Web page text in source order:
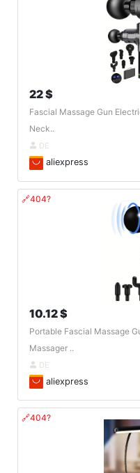
22 $
Fascial Massage Gun
Neck..
DE
aliexpress
🔗404?
10.12 $
Portable Fascial Massage
Massager ..
DE
aliexpress
🔗404?